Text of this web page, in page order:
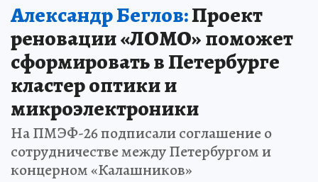
Александр Беглов:Проект
реновации «ЛОМО» поможет
сформировать в Петербурге
кластер оптики и
микроэлектроники
На ПМЭФ-26 подписали соглашение о
сотрудничестве между Петербургом и
концерном «Калашников»